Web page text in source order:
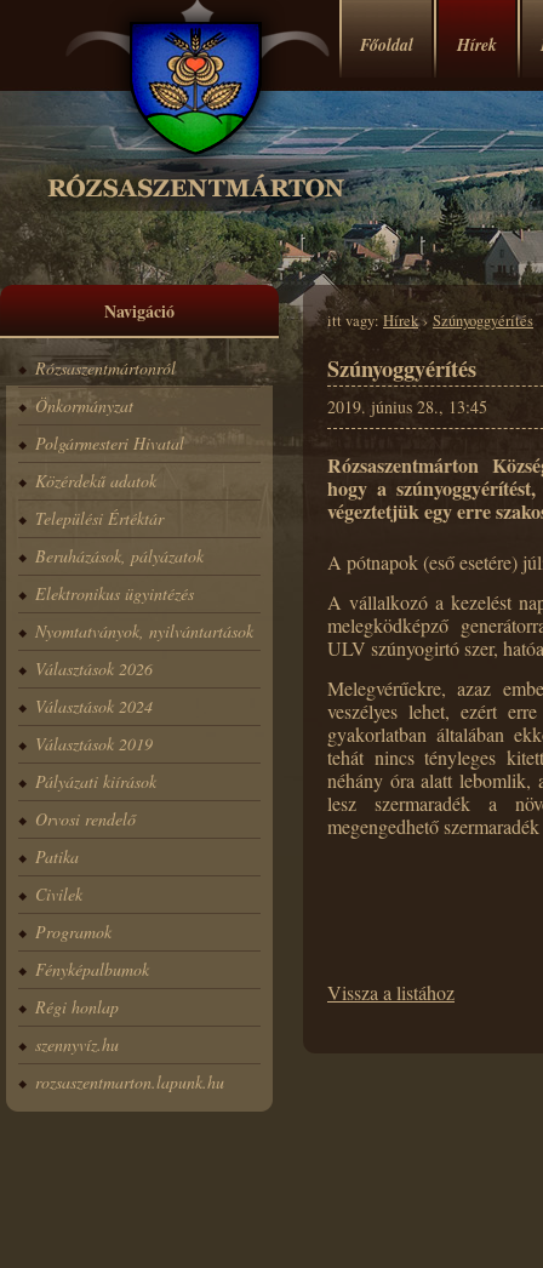
Főoldal Hírek
Navigáció
Rózsaszentmártonról
Önkormányzat
Polgármesteri Hivatal
Közérdekű adatok
Települési Értéktár
Beruházások, pályázatok
Elektronikus ügyintézés
Nyomtatványok, nyilvántartások
Választások 2026
Választások 2024
Választások 2019
Pályázati kiírások
Orvosi rendelő
Patika
Civilek
Programok
Fényképalbumok
Régi honlap
szennyvíz.hu
rozsaszentmarton.lapunk.hu
itt vagy: Hírek›Szúnyoggyérítés
Szúnyoggyérítés
2019. június 28., 13:45
Rózsaszentmárton
hogy a
végeztetjük egy erre
A pótnapok (eső esetére)
A vállalkozó a kezelést
melegködképző
ULV szúnyogirtó szer,
Melegvérűekre, azaz
veszélyes lehet, ezért
gyakorlatban általában
tehát nincs tényleges
néhány óra alatt lebomlik,
lesz szermaradék a
megengedhető
Vissza a listához